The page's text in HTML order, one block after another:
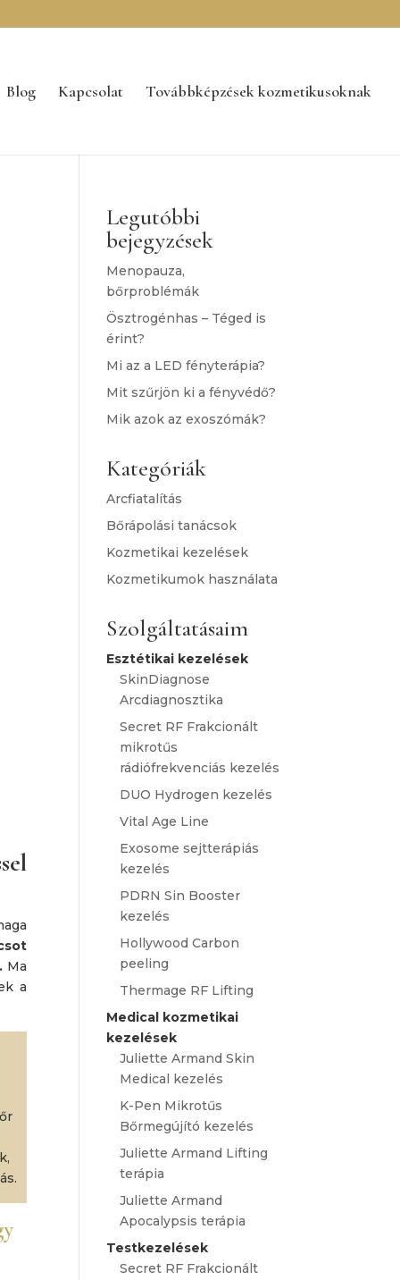
Blog Kapcsolat Továbbképzések kozmetikusoknak
Ma
a
Legutóbbi
bejegyzések
Menopauza,
bőrproblémák
Ösztrogénhas – Téged is
érint?
Mi az a LED fényterápia?
Mit szűrjön ki a fényvédő?
Mik azok az exoszómák?
Kategóriák
Arcfiatalítás
Bőrápolási tanácsok
Kozmetikai kezelések
Kozmetikumok használata
Szolgáltatásaim
Esztétikai kezelések
SkinDiagnose
Arcdiagnosztika
Secret RF Frakcionált
mikrotűs
rádiófrekvenciás kezelés
DUO Hydrogen kezelés
Vital Age Line
Exosome sejtterápiás
kezelés
PDRN Sin Booster
kezelés
Hollywood Carbon
peeling
Thermage RF Lifting
Medical kozmetikai
kezelések
Juliette Armand Skin
Medical kezelés
K-Pen Mikrotűs
Bőrmegújító kezelés
Juliette Armand Lifting
terápia
Juliette Armand
Apocalypsis terápia
Testkezelések
Secret RF Frakcionált